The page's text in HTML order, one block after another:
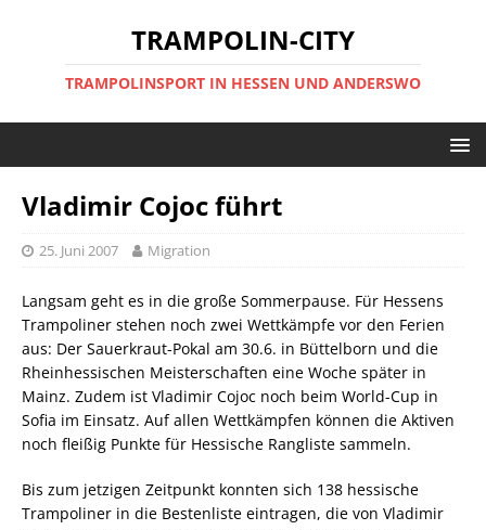
TRAMPOLIN-CITY
TRAMPOLINSPORT IN HESSEN UND ANDERSWO
Vladimir Cojoc führt
25. Juni 2007 Migration
Langsam geht es in die große Sommerpause. Für Hessens
Trampoliner stehen noch zwei Wettkämpfe vor den Ferien
aus: Der Sauerkraut-Pokal am 30.6. in Büttelborn und die
Rheinhessischen Meisterschaften eine Woche später in
Mainz. Zudem ist Vladimir Cojoc noch beim World-Cup in
Sofia im Einsatz. Auf allen Wettkämpfen können die Aktiven
noch fleißig Punkte für Hessische Rangliste sammeln.
Bis zum jetzigen Zeitpunkt konnten sich 138 hessische
Trampoliner in die Bestenliste eintragen, die von Vladimir